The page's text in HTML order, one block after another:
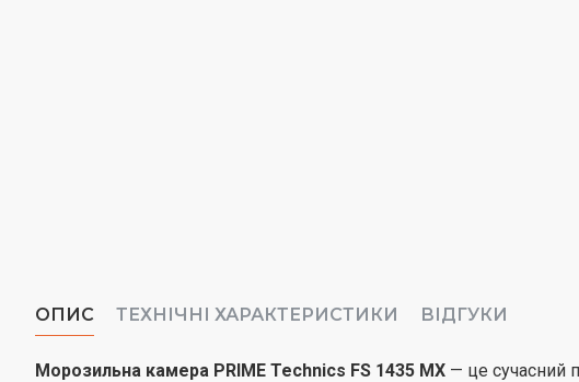
ОПИС ТЕХНІЧНІ ХАРАКТЕРИСТИКИ ВІДГУКИ
Морозильна камера PRIME Technics FS 1435 MX — це сучасний